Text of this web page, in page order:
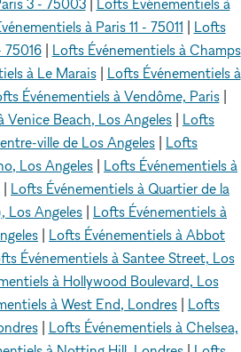
3 - 75003| Lofts Événementiels à
à Paris 11 - 75011
Lofts
75016| Lofts Événementiels à Champs
à Le Marais| Lofts Événementiels à
Événementiels à Vendôme, Paris|
Venice Beach, Los Angeles
Lofts
ville de Los Angeles
Lofts
Los Angeles
Lofts Événementiels à
Lofts Événementiels à Quartier de la
Los Angeles
Lofts Événementiels à
Lofts Événementiels à Abbot
Événementiels à Santee Street, Los
à Hollywood Boulevard, Los
à West End, Londres
Lofts
| Lofts Événementiels à Chelsea,